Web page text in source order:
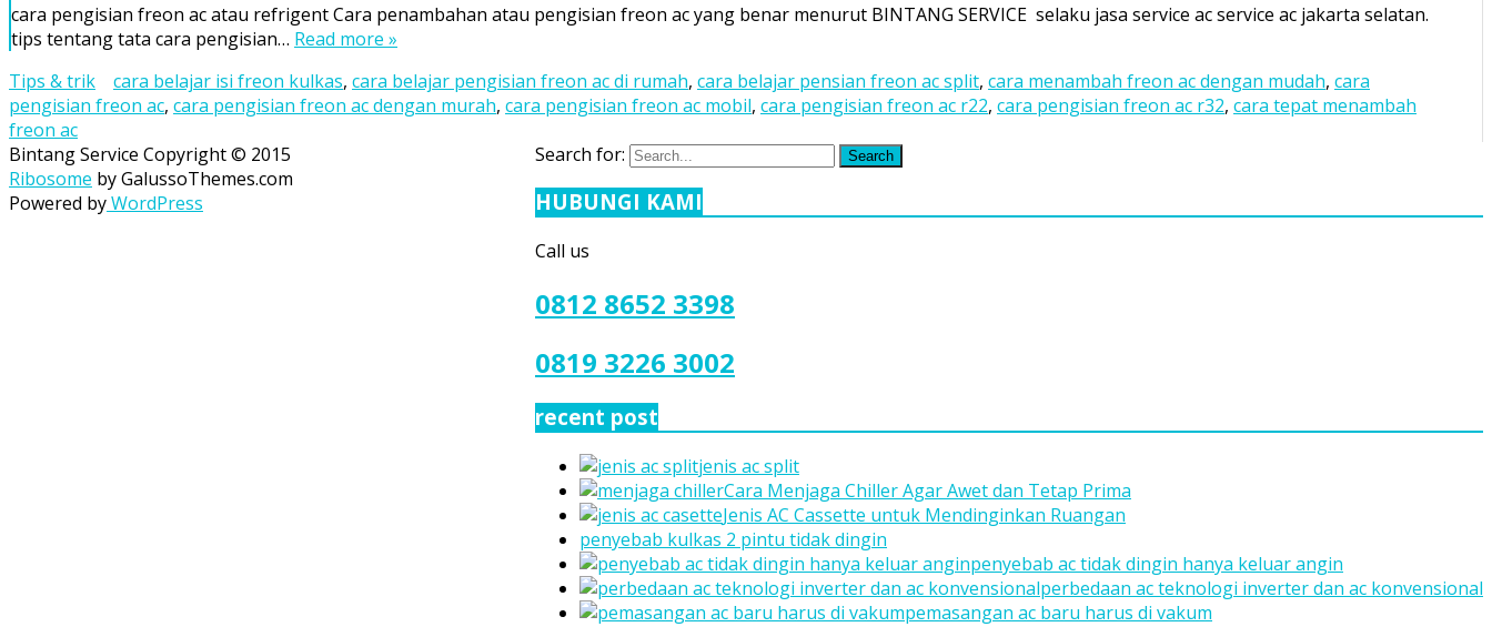
cara pengisian freon ac atau refrigent Cara penambahan atau pengisian freon ac yang benar menurut BINTANG SERVICE selaku jasa service ac service ac jakarta selatan.
tips tentang tata cara pengisian… Read more »
Tips & trik
cara belajar isi freon kulkas, cara belajar pengisian freon ac di rumah, cara belajar pensian freon ac split, cara menambah freon ac dengan mudah, cara
pengisian freon ac, cara pengisian freon ac dengan murah, cara pengisian freon ac mobil, cara pengisian freon ac r22, cara pengisian freon ac r32, cara tepat menambah
freon ac
Search for:
Search
HUBUNGI KAMI
Call us
0812 8652 3398
0819 3226 3002
recent post
jenis ac split
Cara Menjaga Chiller Agar Awet dan Tetap Prima
Jenis AC Cassette untuk Mendinginkan Ruangan
penyebab kulkas 2 pintu tidak dingin
penyebab ac tidak dingin hanya keluar angin
perbedaan ac teknologi inverter dan ac konvensional
pemasangan ac baru harus di vakum
Bintang Service Copyright © 2015
Ribosome by GalussoThemes.com
Powered byWordPress